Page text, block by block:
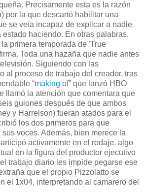
Precisamente esta es la razón
por la que descartó habilitar una
se veía incapaz de explicar a nadie
haciendo. En otras palabras,
primera temporada de 'True
Toda una hazaña que nadie antes
Siguiendo con las
al proceso de trabajo del creador, tras
“making of” que lanzó HBO
llamó la atención que comentara que
guiones después de que ambos
y Harrelson) fueran atados para el
los dos primeros para que
voces. Además, bien merece la
activamente en el rodaje, algo
en la figura del productor ejecutivo
trabajo diario les impide pegarse ese
que el propio Pizzolatto se
el 1x04, interpretando al camarero del